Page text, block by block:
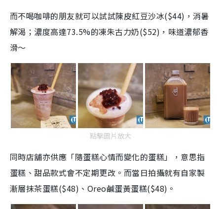
而不喝咖啡的朋友就可以試試陳皮紅豆沙冰($44)，消暑
解渴；濃度高達73.5%的凍朱古力奶($52)，味道濃郁香
滑～
點擊圖片放大
同時店舖亦供應「隨蛋糕心情而變化的蛋糕」，意思指
蛋糕、甜品款式會不定期更改。而當日拍攝就有自家製
漸層抹茶蛋糕($48)、Oreo鹹蛋黃蛋糕($48)。